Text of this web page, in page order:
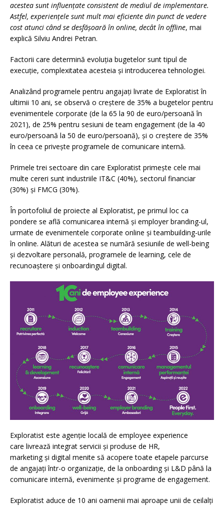
acestea sunt influențate consistent de mediul de implementare.
Astfel, experiențele sunt mult mai eficiente din punct de vedere
cost atunci când se desfășoară în online, decât în offline, mai
explică Silviu Andrei Petran.
Factorii care determină evoluția bugetelor sunt tipul de
execuție, complexitatea acesteia și introducerea tehnologiei.
Analizând programele pentru angajați livrate de Exploratist în
ultimii 10 ani, se observă o creștere de 35% a bugetelor pentru
evenimentele corporate (de la 65 la 90 de euro/persoană în
2021), de 25% pentru sesiuni de team engagement (de la 40
euro/persoană la 50 de euro/persoană), și o creștere de 35%
în ceea ce privește programele de comunicare internă.
Primele trei sectoare din care Exploratist primește cele mai
multe cereri sunt industriile IT&C (40%), sectorul financiar
(30%) și FMCG (30%).
În portofoliul de proiecte al Exploratist, pe primul loc ca
pondere se află comunicarea internă și employer branding-ul,
urmate de evenimentele corporate online și teambuilding-urile
în online. Alături de acestea se numără sesiunile de well-being
și dezvoltare personală, programele de learning, cele de
recunoaștere și onboardingul digital.
Exploratist este agenție locală de employee experience
care livrează integrat servicii și produse de HR,
marketing și digital menite să acopere toate etapele parcurse
de angajați într-o organizație, de la onboarding și L&D până la
comunicare internă, evenimente și programe de engagement.
Exploratist aduce de 10 ani oamenii mai aproape unii de ceilalți